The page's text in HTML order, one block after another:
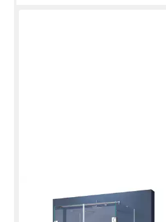
Komplettdusche Duschkabine U-
Form magnetische Dichtungsleisten